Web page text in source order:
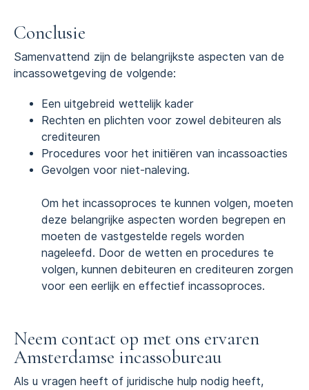
Conclusie
Samenvattend zijn de belangrijkste aspecten van de
incassowetgeving de volgende:
Een uitgebreid wettelijk kader
Rechten en plichten voor zowel debiteuren als
crediteuren
Procedures voor het initiëren van incassoacties
Gevolgen voor niet-naleving.
Om het incassoproces te kunnen volgen, moeten
deze belangrijke aspecten worden begrepen en
moeten de vastgestelde regels worden
nageleefd. Door de wetten en procedures te
volgen, kunnen debiteuren en crediteuren zorgen
voor een eerlijk en effectief incassoproces.
Neem contact op met ons ervaren
Amsterdamse incassobureau
Als u vragen heeft of juridische hulp nodig heeft,